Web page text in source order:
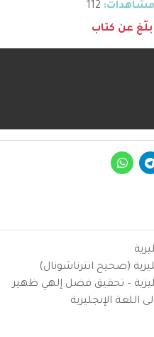
مشاهدات:
بلّغ عن كتاب
(صحيح انترناشونال)
– تحقيق فضل إلهي ظهير
اللغة الإنجليزية